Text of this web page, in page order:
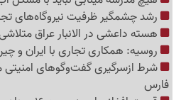
رشد چشمگیر ظرفیت نیروگاه‌های
هسته داعشی در الانبار عراق
روسیه: همکاری تجاری با ایران و
شرط ازسرگیری گفت‌وگوهای
فارس